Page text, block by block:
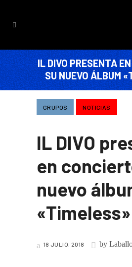
IL DIVO PRESENTA
SU NUEVO ÁLBUM
GRUPOS NOTICIAS
IL DIVO
en
nuevo
«Timeless»
18 JULIO, 2018 by